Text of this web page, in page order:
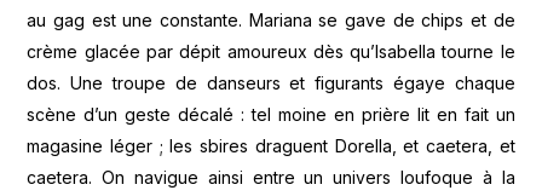
au gag est une constante. Mariana se gave de chips et de
crème glacée par dépit amoureux dès qu’Isabella tourne le
dos. Une troupe de danseurs et figurants égaye chaque
scène d’un geste décalé : tel moine en prière lit en fait un
magasine léger ; les sbires draguent Dorella, et caetera, et
caetera. On navigue ainsi entre un univers loufoque à la